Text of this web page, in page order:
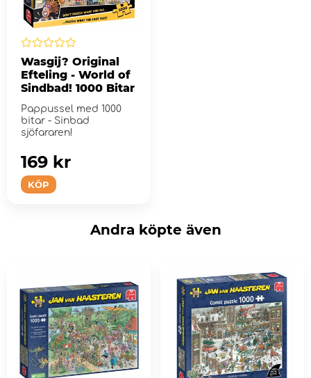
Wasgij? Original
Efteling - World of
Sindbad! 1000 Bitar
Pappussel med 1000
bitar - Sinbad
sjöfararen!
KÖP
169 kr
Andra köpte även